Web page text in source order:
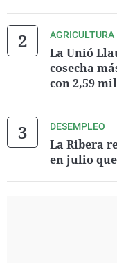
AGRICULTURA
La Unió
cosecha
con 2,59
DESEMPLEO
La Ribera
en julio